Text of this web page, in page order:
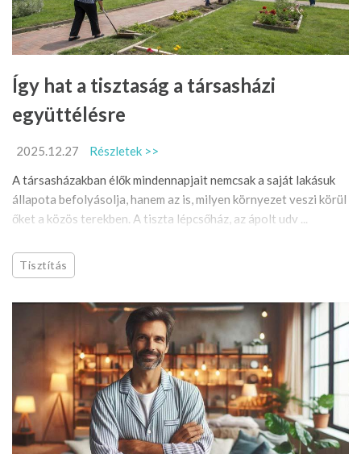
Így hat a tisztaság a társasházi
együttélésre
2025.12.27
Részletek >>
A társasházakban élők mindennapjait nemcsak a saját lakásuk
állapota befolyásolja, hanem az is, milyen környezet veszi körül
őket a közös terekben. A tiszta lépcsőház, az ápolt udv ...
Tisztítás